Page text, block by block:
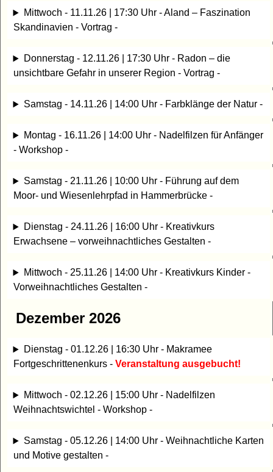
Mittwoch - 11.11.26 | 17:30 Uhr - Aland – Faszination
Skandinavien - Vortrag -
Donnerstag - 12.11.26 | 17:30 Uhr - Radon – die
unsichtbare Gefahr in unserer Region - Vortrag -
Samstag - 14.11.26 | 14:00 Uhr - Farbklänge der Natur -
Montag - 16.11.26 | 14:00 Uhr - Nadelfilzen für Anfänger
- Workshop -
Samstag - 21.11.26 | 10:00 Uhr - Führung auf dem
Moor- und Wiesenlehrpfad in Hammerbrücke -
Dienstag - 24.11.26 | 16:00 Uhr - Kreativkurs
Erwachsene – vorweihnachtliches Gestalten -
Mittwoch - 25.11.26 | 14:00 Uhr - Kreativkurs Kinder -
Vorweihnachtliches Gestalten -
Dezember 2026
Dienstag - 01.12.26 | 16:30 Uhr - Makramee
Fortgeschrittenenkurs - Veranstaltung ausgebucht!
Mittwoch - 02.12.26 | 15:00 Uhr - Nadelfilzen
Weihnachtswichtel - Workshop -
Samstag - 05.12.26 | 14:00 Uhr - Weihnachtliche Karten
und Motive gestalten -